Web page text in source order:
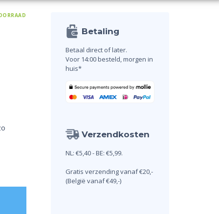
Betaling
Betaal direct of later.
Voor 14:00 besteld, morgen in
huis*
Verzendkosten
NL: €5,40 - BE: €5,99.
Gratis verzending vanaf €20,-
(België vanaf €49,-)